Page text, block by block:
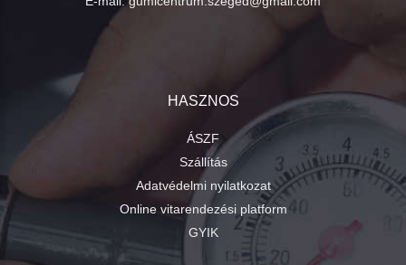
HASZNOS
ÁSZF
Szállítás
Adatvédelmi nyilatkozat
Online vitarendezési platform
GYIK